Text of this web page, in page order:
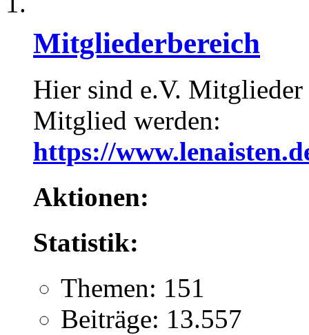
Mitgliederbereich
Hier sind e.V.
Mitglied werden:
https://
Aktionen:
Statistik:
Themen: 151
Beiträge: 13.557